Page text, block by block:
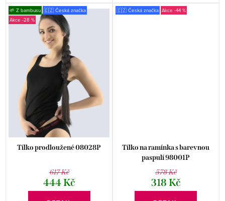
🌱 Z bambusu 🇨🇿 Česká značka
-28 %
Tílko prodloužené 08028P
617 Kč
444 Kč
🇨🇿 Česká značka -44 %
Tílko na ramínka s barevnou
paspulí 98001P
578 Kč
318 Kč